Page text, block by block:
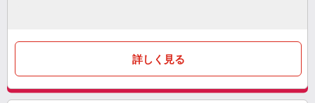
詳しく見る